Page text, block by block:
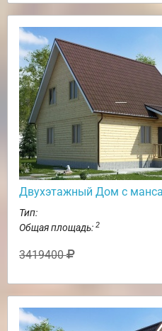
Двухэтажный Дом с
Тип:
Общая площадь: 2
3419400